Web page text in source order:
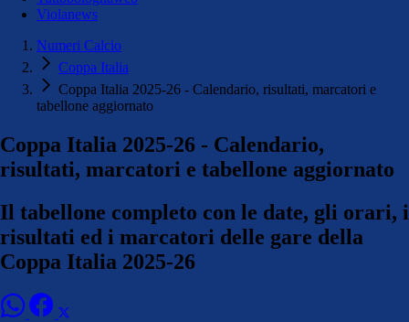
Violanews
Numeri Calcio
Coppa Italia
Coppa Italia 2025-26 - Calendario, risultati, marcatori e
tabellone aggiornato
Coppa Italia 2025-26 - Calendario,
risultati, marcatori e tabellone aggiornato
Il tabellone completo con le date, gli orari, i
risultati ed i marcatori delle gare della
Coppa Italia 2025-26